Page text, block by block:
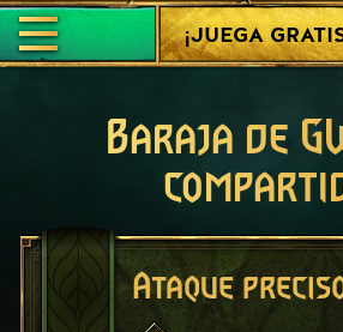
¡JUEGA
Baraja de
Ataque